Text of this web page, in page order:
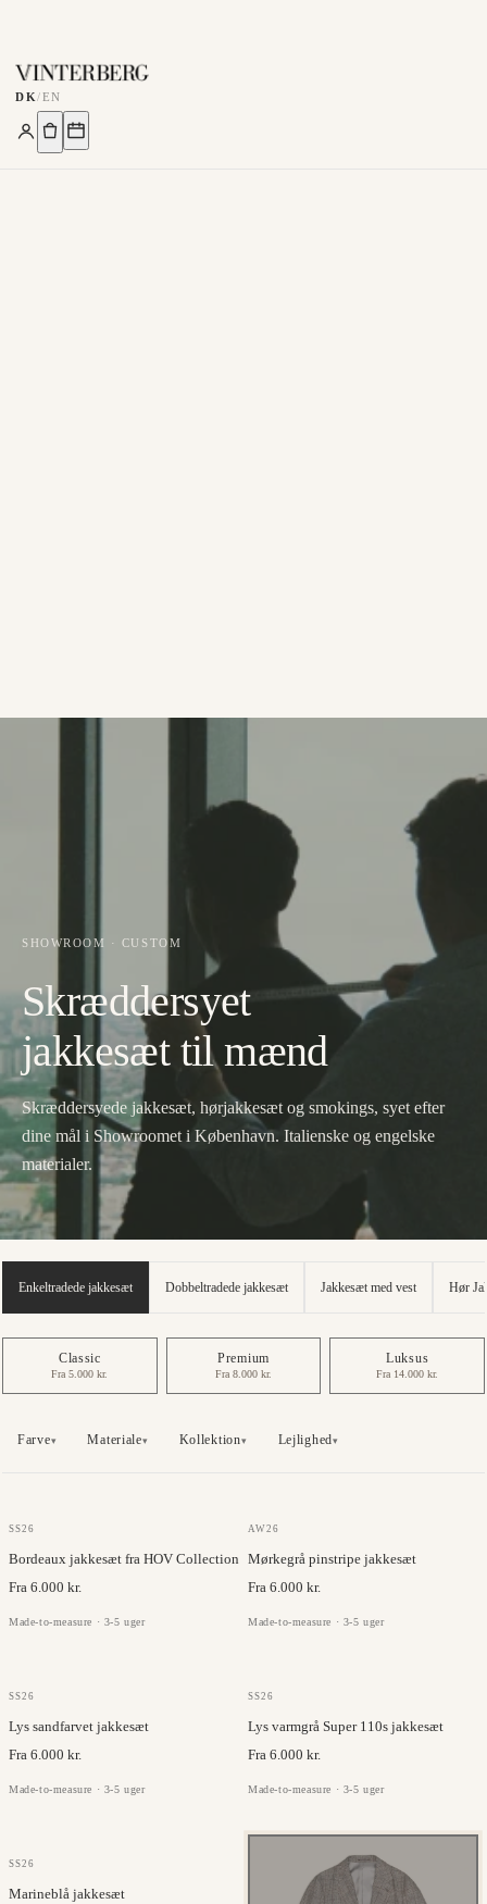
DK/EN
SHOWROOM · CUSTOM
Skræddersyet
jakkesæt til mænd
Skræddersyede jakkesæt, hørjakkesæt og smokings, syet efter
dine mål i Showroomet i København. Italienske og engelske
materialer.
Enkeltradede jakkesæt Dobbeltradede jakkesæt Jakkesæt med vest Hør
Classic
Fra 5.000 kr.
Premium
Fra 8.000 kr.
Luksus
Fra 14.000 kr.
Farve▾ Materiale▾ Kollektion▾ Lejlighed▾
SS26
Bordeaux jakkesæt fra HOV Collection
Fra 6.000 kr.
Made-to-measure · 3-5 uger
JC COLLECTION
AW26
Mørkegrå pinstripe jakkesæt
Fra 6.000 kr.
Made-to-measure · 3-5 uger
SS26
Lys sandfarvet jakkesæt
Fra 6.000 kr.
Made-to-measure · 3-5 uger
SS26
Lys varmgrå Super 110s jakkesæt
Fra 6.000 kr.
Made-to-measure · 3-5 uger
SS26
Marineblå jakkesæt